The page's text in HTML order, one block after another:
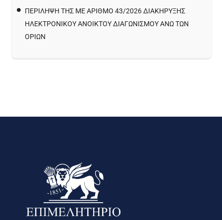
ΠΕΡΙΛΗΨΗ ΤΗΣ ΜΕ ΑΡΙΘΜΟ 43/2026 ΔΙΑΚΗΡΥΞΗΣ
ΗΛΕΚΤΡΟΝΙΚΟΥ ΑΝΟΙΚΤΟΥ ΔΙΑΓΩΝΙΣΜΟΥ ΑΝΩ ΤΩΝ
ΟΡΙΩΝ